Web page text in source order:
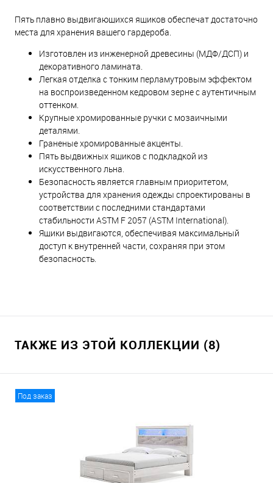
Пять плавно выдвигающихся ящиков обеспечат достаточно
места для хранения вашего гардероба.
Изготовлен из инженерной древесины (МДФ/ДСП) и
декоративного ламината.
Легкая отделка с тонким перламутровым эффектом
на воспроизведенном кедровом зерне с аутентичным
оттенком.
Крупные хромированные ручки с мозаичными
деталями.
Граненые хромированные акценты.
Пять выдвижных ящиков с подкладкой из
искусственного льна.
Безопасность является главным приоритетом,
устройства для хранения одежды спроектированы в
соответствии с последними стандартами
стабильности ASTM F 2057 (ASTM International).
Ящики выдвигаются, обеспечивая максимальный
доступ к внутренней части, сохраняя при этом
безопасность.
ТАКЖЕ ИЗ ЭТОЙ КОЛЛЕКЦИИ (8)
Под заказ